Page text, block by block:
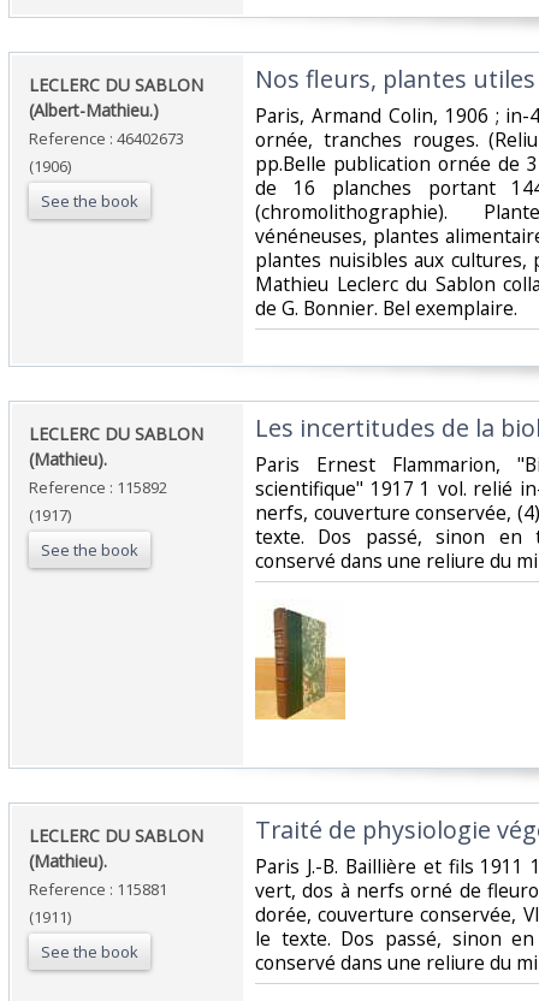
‎LECLERC DU SABLON
(Albert-Mathieu.)‎
Reference : 46402673
(1906)
See the book
‎Nos fleurs, plantes
‎Paris, Armand Colin, 1906 ;
ornée, tranches rouges.
pp.Belle publication ornée de
de 16 planches portant
(chromolithographie).
vénéneuses, plantes
plantes nuisibles aux
Mathieu Leclerc du Sablon
de G. Bonnier. Bel exemplaire. ‎
‎LECLERC DU SABLON
(Mathieu).‎
Reference : 115892
(1917)
See the book
‎Les incertitudes de la
‎Paris Ernest Flammarion,
scientifique" 1917 1 vol. relié
nerfs, couverture conservée,
texte. Dos passé, sinon en
conservé dans une reliure du
‎LECLERC DU SABLON
(Mathieu).‎
Reference : 115881
(1911)
See the book
‎Traité de physiologie
‎Paris J.-B. Baillière et fils
vert, dos à nerfs orné de
dorée, couverture conservée,
le texte. Dos passé, sinon
conservé dans une reliure du